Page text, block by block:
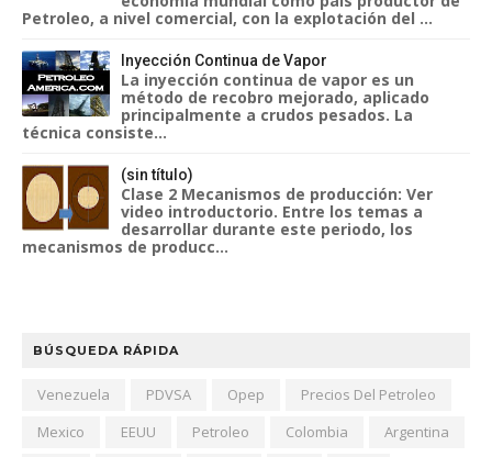
Petroleo, a nivel comercial, con la explotación del ...
Inyección Continua de Vapor
La inyección continua de vapor es un
método de recobro mejorado, aplicado
principalmente a crudos pesados. La
técnica consiste...
(sin título)
Clase 2 Mecanismos de producción: Ver
video introductorio. Entre los temas a
desarrollar durante este periodo, los
mecanismos de producc...
BÚSQUEDA RÁPIDA
Venezuela PDVSA Opep
Precios Del Petroleo
Mexico
EEUU Petroleo Colombia
Argentina